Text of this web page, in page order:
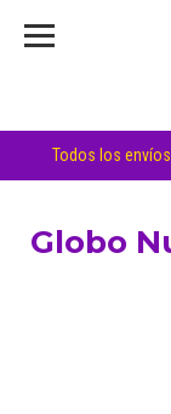
Todos los
Globo